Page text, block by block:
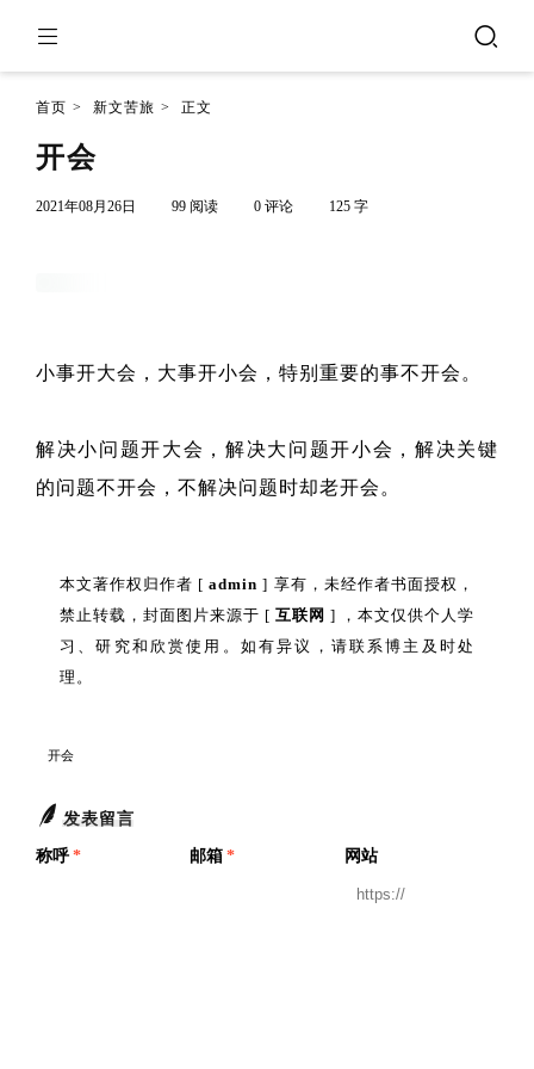
首页 > 新文苦旅 > 正文
开会
2021年08月26日 99 阅读 0 评论 125 字
小事开大会，大事开小会，特别重要的事不开会。
解决小问题开大会，解决大问题开小会，解决关键
的问题不开会，不解决问题时却老开会。
本文著作权归作者 [admin ] 享有，未经作者书面授权，
禁止转载，封面图片来源于 [ 互联网 ] ，本文仅供个人学
习、研究和欣赏使用。如有异议，请联系博主及时处
理。
开会
发表留言
称呼 * 邮箱 * 网站